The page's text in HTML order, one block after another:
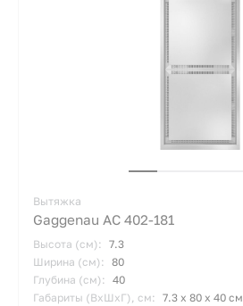
Вытяжка
Gaggenau AC 402-181
Высота (см): 7.3
Ширина (см): 80
Глубина (см): 40
Габариты (ВхШхГ), см: 7.3 х 80 х 40 см